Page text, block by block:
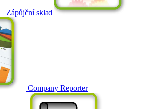
Zápůjční sklad
Company Reporter